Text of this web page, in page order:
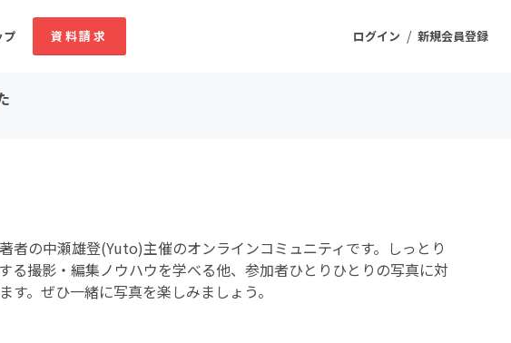
ログイン / 新規会員登録
プ 資料請求
・飲食店
ファッション
・漫画
スポーツ
者の中瀬雄登(Yuto)主催のオンラインコミュニティです。しっとり
る撮影・編集ノウハウを学べる他、参加者ひとりひとりの写真に対
。ぜひ一緒に写真を楽しみましょう。